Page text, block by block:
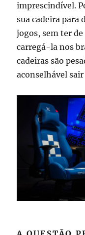
imprescindível.
sua cadeira para
jogos, sem ter
carregá-la nos
cadeiras são
aconselhável